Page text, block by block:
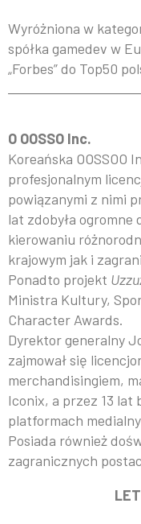
Wyróżniona w
spółka gamedev w
„Forbes” do Top50
O OOSSO Inc.
Koreańska OOSSOO
profesjonalnym
powiązanymi z nimi
lat zdobyła
kierowaniu
krajowym jak i
Ponadto projekt
Ministra Kultury,
Character Awards.
Dyrektor generalny
zajmował się
merchandisingiem,
Iconix, a przez 13 lat
platformach
Posiada również
zagranicznych